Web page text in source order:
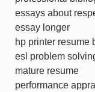
essays about
essay longer
hp printer resume
esl problem
mature resume
performance